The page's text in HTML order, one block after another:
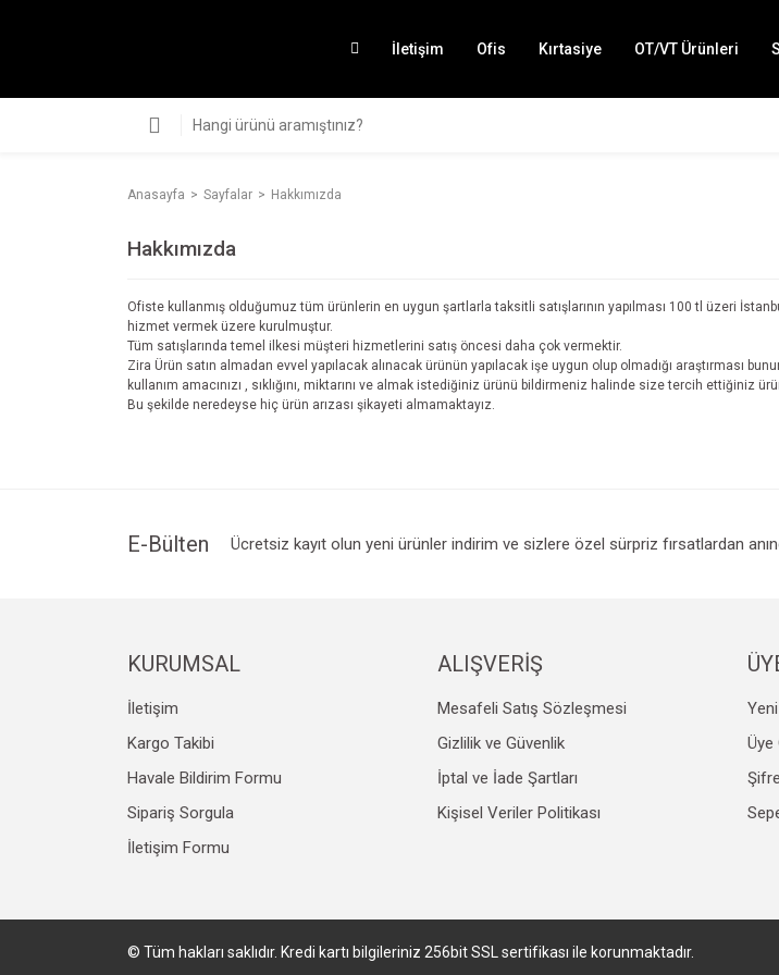
İletişim Ofis Kırtasiye OT/VT Ürünleri
Anasayfa Sayfalar Hakkımızda
Hakkımızda
Ofiste kullanmış olduğumuz tüm ürünlerin en uygun şartlarla taksitli satışlarının yapılması 100 tl üzeri
hizmet vermek üzere kurulmuştur.
Tüm satışlarında temel ilkesi müşteri hizmetlerini satış öncesi daha çok vermektir.
Zira Ürün satın almadan evvel yapılacak alınacak ürünün yapılacak işe uygun olup olmadığı araştırması
kullanım amacınızı , sıklığını, miktarını ve almak istediğiniz ürünü bildirmeniz halinde size tercih ettiğiniz
Bu şekilde neredeyse hiç ürün arızası şikayeti almamaktayız.
E-Bülten Ücretsiz kayıt olun yeni ürünler indirim ve sizlere özel sürpriz fırsatlardan
KURUMSAL
İletişim
Kargo Takibi
Havale Bildirim Formu
Sipariş Sorgula
İletişim Formu
ALIŞVERİŞ
Mesafeli Satış Sözleşmesi
Gizlilik ve Güvenlik
İptal ve İade Şartları
Kişisel Veriler Politikası
Üye
© Tüm hakları saklıdır. Kredi kartı bilgileriniz 256bit SSL sertifikası ile korunmaktadır.